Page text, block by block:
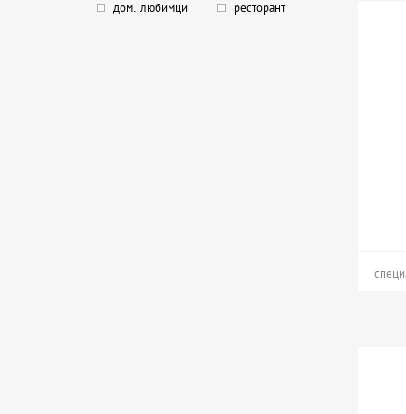
дом. любимци
ресторант